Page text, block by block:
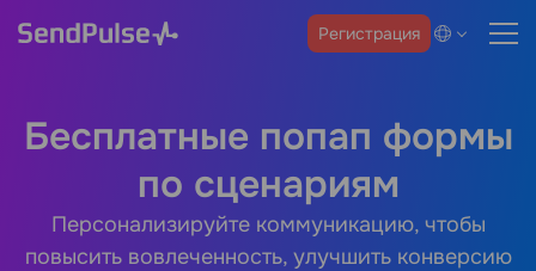
Регистрация
Бесплатные попап формы
по сценариям
Персонализируйте коммуникацию, чтобы
повысить вовлеченность, улучшить конверсию